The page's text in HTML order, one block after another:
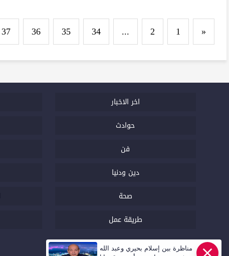
«
1
2
...
34
35
36
37
اخر الاخبار
حوادث
فن
دين ودنيا
صحة
طريقة عمل
مناظرة بين إسلام بحيري وعبد الله